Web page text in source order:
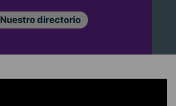
Nuestro directorio